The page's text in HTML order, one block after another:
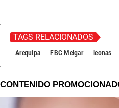
TAGS RELACIONADOS
Arequipa FBC Melgar leonas